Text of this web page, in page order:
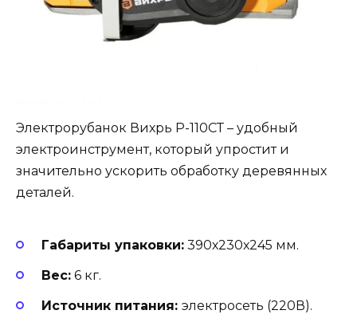
Электрорубанок Вихрь Р-110СТ – удобный
электроинструмент, который упростит и
значительно ускорить обработку деревянных
деталей.
Габариты упаковки: 390х230х245 мм.
Вес: 6 кг.
Источник питания: электросеть (220В).